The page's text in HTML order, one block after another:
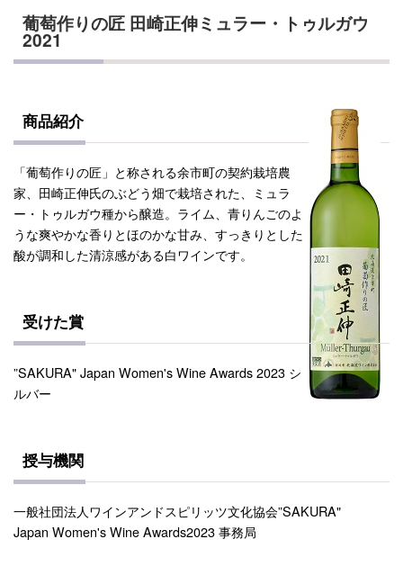
葡萄作りの匠 田崎正伸ミュラー・トゥルガウ
2021
商品紹介
「葡萄作りの匠」と称される余市町の契約栽培農
家、田崎正伸氏のぶどう畑で栽培された、ミュラ
ー・トゥルガウ種から醸造。ライム、青りんごのよ
うな爽やかな香りとほのかな甘み、すっきりとした
酸が調和した清涼感がある白ワインです。
受けた賞
”SAKURA" Japan Women's Wine Awards 2023 シ
ルバー
授与機関
一般社団法人ワインアンドスピリッツ文化協会”SAKURA"
Japan Women's Wine Awards2023 事務局